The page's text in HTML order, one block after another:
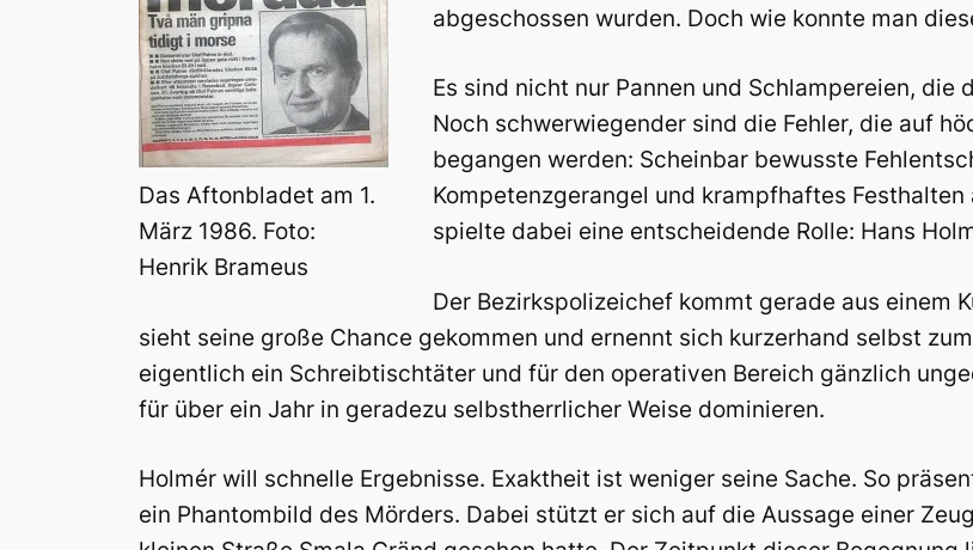
Das Aftonbladet am 1.
März 1986. Foto:
Henrik Brameus
abgeschossen wurden. Doch wie konnte man
Es sind nicht nur Pannen und Schlampereien,
Noch schwerwiegender sind die Fehler, die auf
begangen werden: Scheinbar bewusste
Kompetenzgerangel und krampfhaftes
spielte dabei eine entscheidende Rolle: Hans
Der Bezirkspolizeichef kommt gerade aus einem
sieht seine große Chance gekommen und ernennt sich kurzerhand selbst
eigentlich ein Schreibtischtäter und für den operativen Bereich gänzlich
für über ein Jahr in geradezu selbstherrlicher Weise dominieren.
Holmér will schnelle Ergebnisse. Exaktheit ist weniger seine Sache. So
ein Phantombild des Mörders. Dabei stützt er sich auf die Aussage einer